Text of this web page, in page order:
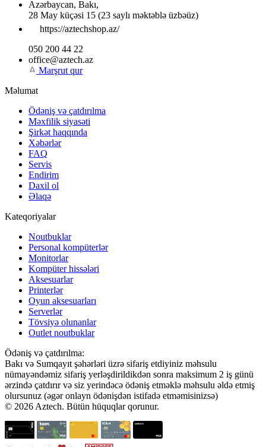
Azərbaycan, Bakı,
28 May küçəsi 15 (23 saylı məktəblə üzbəüz)
https://aztechshop.az/
050 200 44 22
office@aztech.az
Marşrut qur
Məlumat
Ödəniş və çatdırılma
Məxfilik siyasəti
Şirkət haqqında
Xəbərlər
FAQ
Servis
Endirim
Daxil ol
Əlaqə
Kateqoriyalar
Noutbuklar
Personal kompüterlər
Monitorlar
Kompüter hissələri
Aksesuarlar
Printerlər
Oyun aksesuarları
Serverlər
Tövsiyə olunanlar
Outlet noutbuklar
Ödəniş və çatdırılma:
Bakı və Sumqayıt şəhərləri üzrə sifariş etdiyiniz məhsulu
nümayəndəmiz sifariş yerləşdirildikdən sonra maksimum 2 iş günü
ərzində çatdırır və siz yerindəcə ödəniş etməklə məhsulu əldə etmiş
olursunuz (əgər onlayn ödənişdən istifadə etməmisinizsə)
© 2026 Aztech. Bütün hüquqlar qorunur.